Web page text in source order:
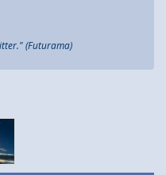
(Futurama)